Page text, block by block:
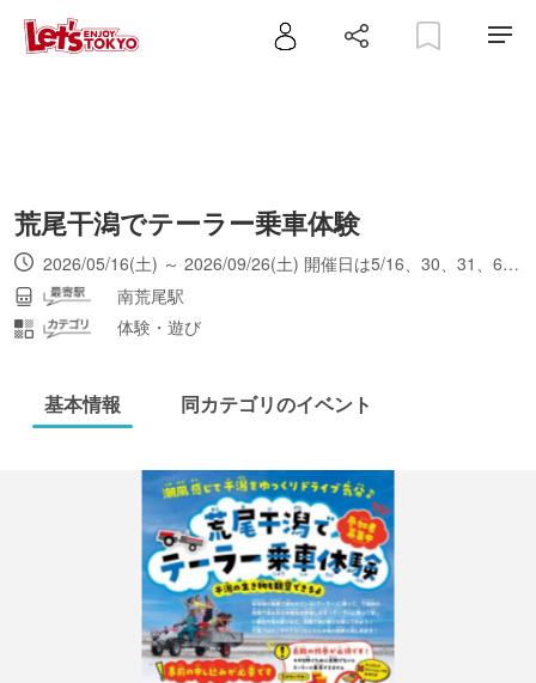
荒尾干潟でテーラー乗車体験
2026/05/16(土) ～ 2026/09/26(土) 開催日は5/16、30、31、6/13、14、27、28、8/9、11、9/26。開催日により開催時間は異なる。小雨決行だが、荒天時は中止。雷発生時はイベント中でも中止。申し込み後の日程変更はできないため、再度申し込み。
南荒尾駅
体験・遊び
基本情報 同カテゴリのイベント